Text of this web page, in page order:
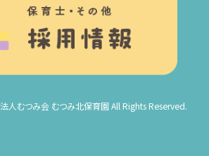
人むつみ会 むつみ北保育園 All Rights Reserved.